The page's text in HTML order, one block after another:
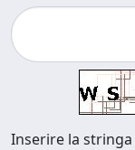
Inserire la